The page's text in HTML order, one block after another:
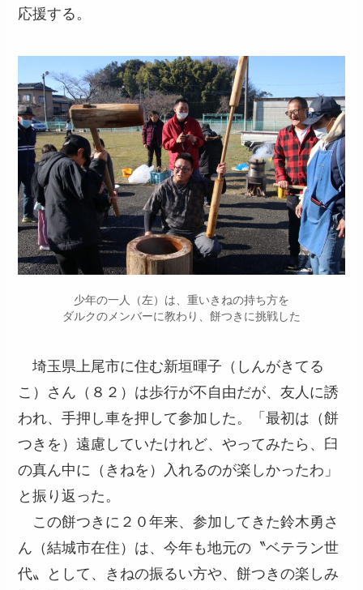
応援する。
少年の一人（左）は、重いきねの持ち方を
ダルクのメンバーに教わり、餅つきに挑戦した
埼玉県上尾市に住む新垣暉子（しんがきてる
こ）さん（８２）は歩行が不自由だが、友人に誘
われ、手押し車を押して参加した。「最初は（餅
つきを）遠慮していたけれど、やってみたら、臼
の真ん中に（きねを）入れるのが楽しかったわ」
と振り返った。
この餅つきに２０年来、参加してきた鈴木勇さ
ん（結城市在住）は、今年も地元の〝ベテラン世
代〟として、きねの振るい方や、餅つきの楽しみ